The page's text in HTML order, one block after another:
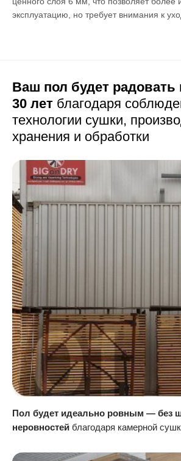
эксплуатацию, но требует внимания к
Ваш пол будет радовать
30 лет благодаря
технологии сушки,
хранения и обработки
Пол будет идеально ровным — без
неровностей благодаря камерной